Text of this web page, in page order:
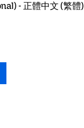
- 正體中文 (繁體)